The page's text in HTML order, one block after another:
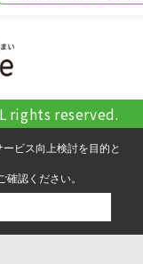
rights reserved.
ビス向上検討を目的と
確認ください。